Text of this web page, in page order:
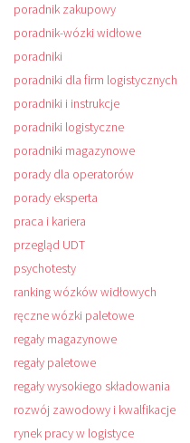
poradnik zakupowy
poradnik-wózki widłowe
poradniki
poradniki dla firm logistycznych
poradniki i instrukcje
poradniki logistyczne
poradniki magazynowe
porady dla operatorów
porady eksperta
praca i kariera
przegląd UDT
psychotesty
ranking wózków widłowych
ręczne wózki paletowe
regały magazynowe
regały paletowe
regały wysokiego składowania
rozwój zawodowy i kwalfikacje
rynek pracy w logistyce